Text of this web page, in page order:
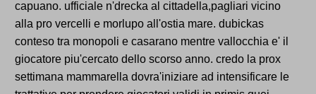
capuano. ufficiale n'drecka al cittadella,pagliari vicino
alla pro vercelli e morlupo all'ostia mare. dubickas
conteso tra monopoli e casarano mentre vallocchia e' il
giocatore piu'cercato dello scorso anno. credo la prox
settimana mammarella dovra'iniziare ad intensificare le